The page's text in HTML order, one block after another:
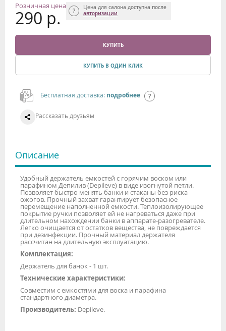
Розничная цена
290 р.
Цена для салона доступна после
авторизации
КУПИТЬ
КУПИТЬ В ОДИН КЛИК
Бесплатная доставка: подробнее
Рассказать друзьям
Описание
Удобный держатель емкостей с горячим воском или
парафином Депилив (Depileve) в виде изогнутой петли.
Позволяет быстро менять банки и стаканы без риска
ожогов. Прочный захват гарантирует безопасное
перемещение наполненной емкости. Теплоизолирующее
покрытие ручки позволяет ей не нагреваться даже при
длительном нахождении банки в аппарате-разогревателе.
Легко очищается от остатков вещества, не повреждается
при дезинфекции. Прочный материал держателя
рассчитан на длительную эксплуатацию.
Комплектация:
Держатель для банок - 1 шт.
Технические характеристики:
Совместим с емкостями для воска и парафина
стандартного диаметра.
Производитель: Depileve.